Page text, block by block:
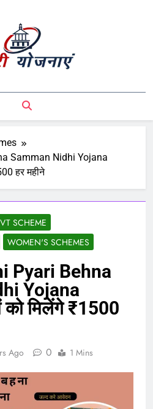
Yojnaye
योजनाएं | Central Government
| State Government Schemes |
State Government Schemes
Samman Nidhi Yojana
हर महीने
SCHEME
WOMEN'S SCHEMES
Pyari Behna
Yojana
मिलेंगे ₹1500
Ago 0 1 Mins